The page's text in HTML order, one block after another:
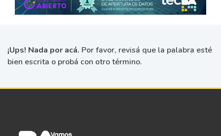
¡Ups! Nada por acá. Por favor, revisá que la palabra esté
bien escrita o probá con otro término.